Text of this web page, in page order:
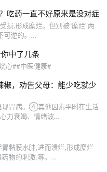
吃药一直不好原来是没对症
损,形成糜烂。但别被“糜烂”两
可逆的。...
中了几条
心##中医健康#
椒，劝告父母：能少吃就少
现胃病。④其他因素平时在生活
力衰竭、情绪波...
粘膜水肿,进而溃烂,形成糜烂
物的刺激,等。...